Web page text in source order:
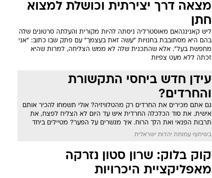
מצאה דרך יצירתית וכושלת למצוא
חתן
ליש קאנינגהאם מאוסטרליה ניסתה להיות מקורית והעלתה סרטונים שלה
בהם היא מסתובבת בחנויות "עשה זאת בעצמך" עם פתק שבו כתוב: "אני
מחפשת בעל". אלא שהתכנית שלה לא ממש הצליחה, למרות שהיא
זכתה ללא מעט צפיות
עידן חדש ביחסי התקשורת
והחרדים?
גם אתם מכירים את החרדים רק מהטלוויזיה? אולי תשמחו להכיר אותם
אישית. את סוד הכלכלה החרדית איש עד היום לא הצליח לפצח, את
תרבות הפנאי ואת הלך הרוח. איך מגשרים על הפער? מטיילים ביחד
בשיתוף עמותת יהדות ישראלית
קוק בלוק: שרון סטון נזרקה
מאפליקציית היכרויות